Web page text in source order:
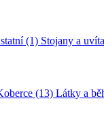
(1) Stojany a
(13) Látky a